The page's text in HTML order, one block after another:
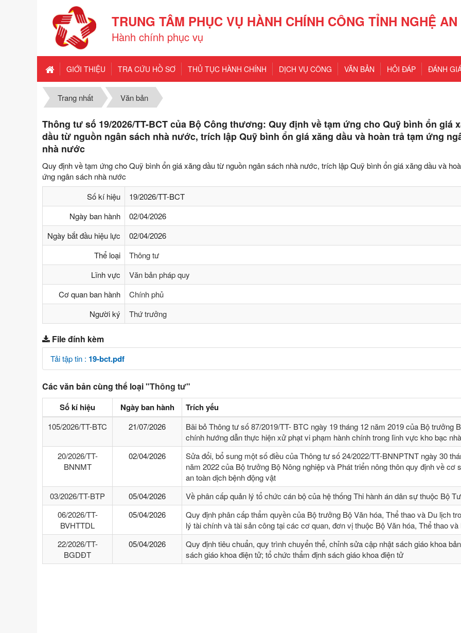
TRUNG TÂM PHỤC VỤ HÀNH CHÍNH CÔNG TỈNH NGHỆ AN
Hành chính phục vụ
GIỚI THIỆU TRA CỨU HỒ SƠ THỦ TỤC HÀNH CHÍNH DỊCH VỤ CÔNG VĂN BẢN HỎI ĐÁP ĐÁNH
Trang nhất Văn bản
Thông tư số 19/2026/TT-BCT của Bộ Công thương: Quy định về tạm ứng cho Quỹ bình ổn giá
dầu từ nguồn ngân sách nhà nước, trích lập Quỹ bình ổn giá xăng dầu và hoàn trả tạm ứng
nhà nước
Quy định về tạm ứng cho Quỹ bình ổn giá xăng dầu từ nguồn ngân sách nhà nước, trích lập Quỹ bình ổn giá xăng dầu và
ứng ngân sách nhà nước
Số kí hiệu
19/2026/TT-BCT
Ngày ban hành
02/04/2026
Ngày bắt đầu hiệu lực
02/04/2026
Thể loại
Thông tư
Lĩnh vực
Văn bản pháp quy
Cơ quan ban hành
Chính phủ
Người ký
Thứ trưởng
File đính kèm
Tải tập tin : 19-bct.pdf
Các văn bản cùng thể loại"Thông tư"
Số kí hiệu Ngày ban hành Trích yếu
105/2026/TT-BTC 21/07/2026
Bãi bỏ Thông tư số 87/2019/TT- BТC ngày 19 tháng 12 năm 2019 của Bộ trưởng
chính hướng dẫn thực hiện xử phạt vi phạm hành chính trong lĩnh vực kho bạc
20/2026/TT-
BNNMT
02/04/2026
Sửa đổi, bổ sung một số điều của Thông tư số 24/2022/TT-BNNPTNT ngày 30
năm 2022 của Bộ trưởng Bộ Nông nghiệp và Phát triển nông thôn quy định về cơ
an toàn dịch bệnh động vật
03/2026/TT-BTP
05/04/2026
Về phân cấp quản lý tổ chức cán bộ của hệ thống Thi hành án dân sự thuộc Bộ
06/2026/TT-
BVHTTDL
05/04/2026
Quy định phân cấp thẩm quyền của Bộ trưởng Bộ Văn hóa, Thể thao và Du lịch
lý tài chính và tài sản công tại các cơ quan, đơn vị thuộc Bộ Văn hóa, Thể thao và
22/2026/TT-
BGDĐT
05/04/2026
Quy định tiêu chuẩn, quy trình chuyển thể, chỉnh sửa cập nhật sách giáo khoa
sách giáo khoa điện tử; tổ chức thẩm định sách giáo khoa điện tử